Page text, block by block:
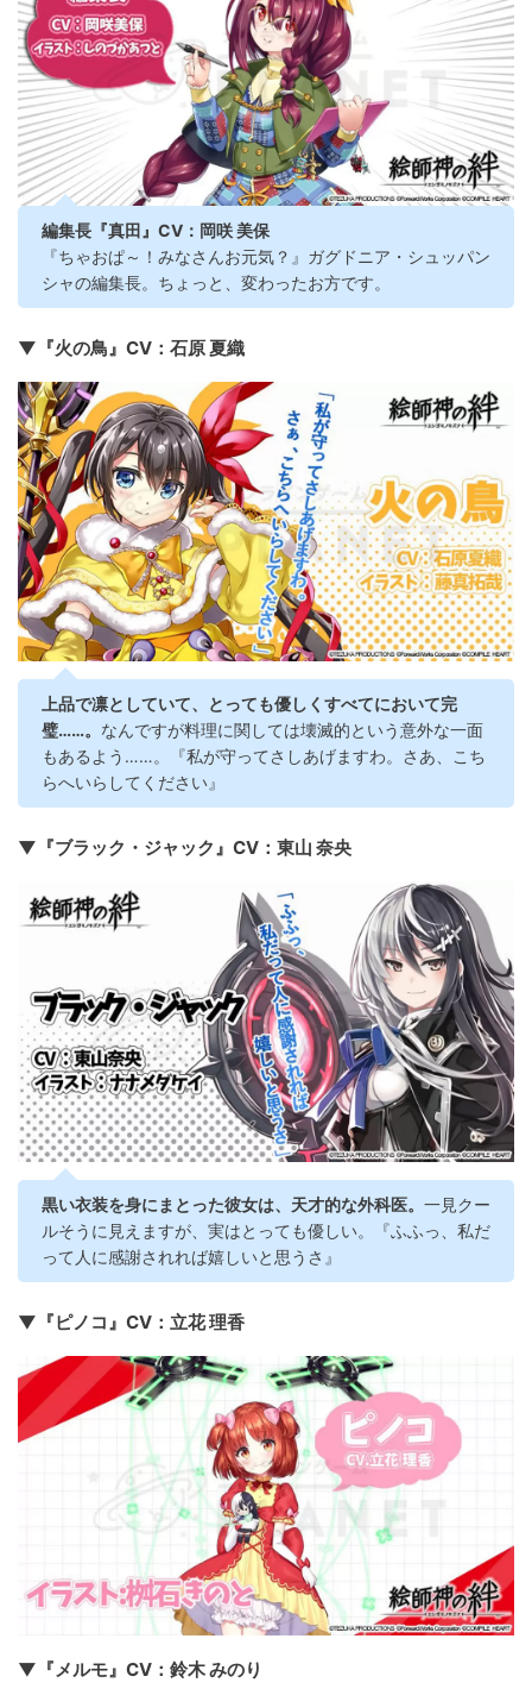
編集長『真田』CV：岡咲 美保
『ちゃおぱ～！みなさんお元気？』ガグドニア・シュッパン
シャの編集長。ちょっと、変わったお方です。
▼『火の鳥』CV：石原 夏織
上品で凛としていて、とっても優しくすべてにおいて完
璧……。 なんですが料理に関しては壊滅的という意外な一面
もあるよう……。『私が守ってさしあげますわ。さあ、こち
らへいらしてください』
▼『ブラック・ジャック』CV：東山 奈央
黒い衣装を身にまとった彼女は、天才的な外科医。 一見クー
ルそうに見えますが、実はとっても優しい。『ふふっ、私だ
って人に感謝されれば嬉しいと思うさ』
▼『ピノコ』CV：立花 理香
▼『メルモ』CV：鈴木 みのり